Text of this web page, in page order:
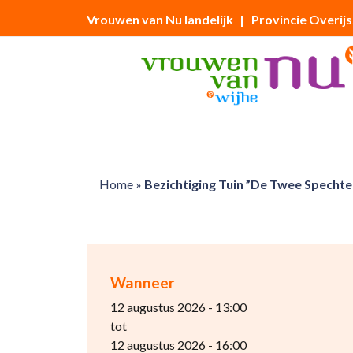
Vrouwen van Nu landelijk | Provincie
Home» Bezichtiging Tuin ”De Twee
Wanneer
12 augustus 2026 - 13:00
tot
12 augustus 2026 - 16:00